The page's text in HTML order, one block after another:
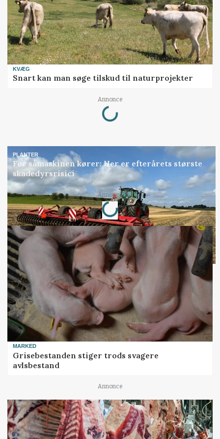
KVÆG
Snart kan man søge tilskud til naturprojekter
Annonce
Loading...
PLANTER
Før såmaskinen kører: Her er efterårets største
skadedyrsrisici
Annonce
Loading...
MARKED
Grisebestanden stiger trods svagere
avlsbestand
Annonce